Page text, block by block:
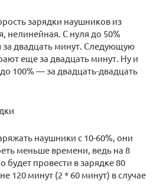
зарядки наушников из
нелинейная. С нуля до 50%
двадцать минут. Следующую
еще за двадцать минут. Ну и
100% — за двадцать-двадцать
наушники с 10-60%, они
меньше времени, ведь на 8
будет провести в зарядке 80
120 минут (2 * 60 минут) в случае